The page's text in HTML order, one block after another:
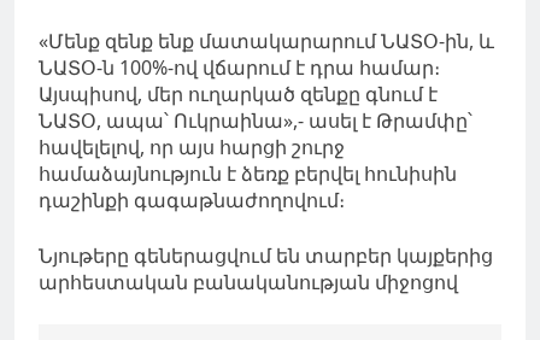
«Մենք զենք ենք մատակարարում ՆԱՏՕ-ին, և
ՆԱՏՕ-ն 100%-ով վճարում է դրա համար։
Այսպիսով, մեր ուղարկած զենքը գնում է
ՆԱՏՕ, ապա՝ Ուկրաինա»,- ասել է Թրամփը՝
հավելելով, որ այս հարցի շուրջ
համաձայնություն է ձեռք բերվել հունիսին
դաշինքի գագաթնաժողովում։
Նյութերը գեներացվում են տարբեր կայքերից
արհեստական բանականության միջոցով